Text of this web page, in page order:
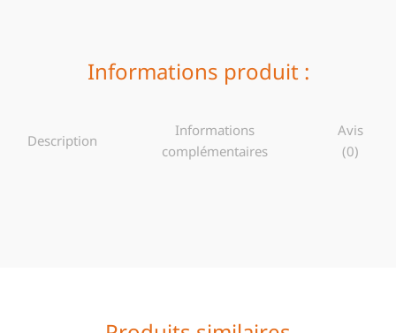
Informations produit :
Description
Informations
complémentaires
Avis
(0)